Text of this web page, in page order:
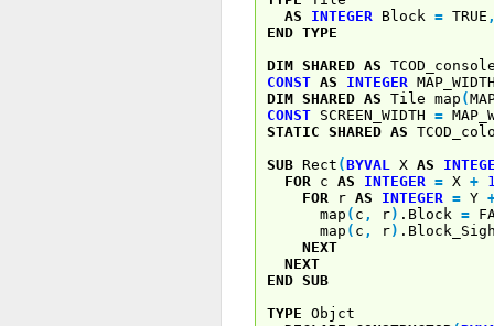
AS
INTEGER Block = TRUE
END TYPE
DIM SHARED AS
CONST AS INTEGER
DIM SHARED AS Tile map (
CONST SCREEN_WIDTH =
STATIC SHARED AS
SUB Rect (BYVAL X AS
FOR c AS INTEGER = X +
FOR r AS INTEGER = Y
map ( c , r) .Block =
map ( c , r)
NEXT
NEXT
END SUB
TYPE Objct